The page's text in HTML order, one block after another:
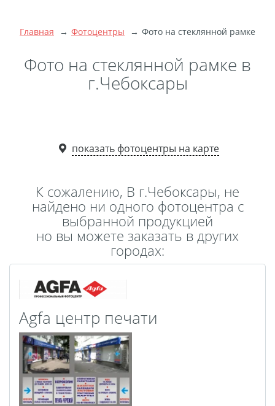
печать
Мультипанно
Фотоколлаж
Фотобокс
Пластификация
самоклеящемся виниле
акриле
Печать на баннере
Фотообои
Трафареты
Печать на прозрачной
пленке
Главная Фотоцентры Фото на стеклянной рамке
Фото на стеклянной рамке в
г.Чебоксары
показать фотоцентры на карте
К сожалению, В г.Чебоксары, не
найдено ни одного фотоцентра с
выбранной продукцией
но вы можете заказать в других
городах:
Agfa центр печати